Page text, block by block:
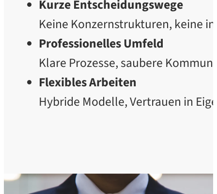
Kurze Entscheidungswege
Keine Konzernstrukturen, keine
Professionelles Umfeld
Klare Prozesse, saubere
Flexibles Arbeiten
Hybride Modelle, Vertrauen in